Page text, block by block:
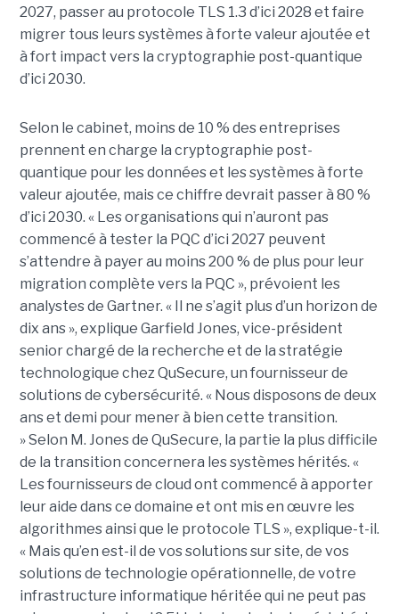
2027, passer au protocole TLS 1.3 d’ici 2028 et faire
migrer tous leurs systèmes à forte valeur ajoutée et
à fort impact vers la cryptographie post-quantique
d’ici 2030.
Selon le cabinet, moins de 10 % des entreprises
prennent en charge la cryptographie post-
quantique pour les données et les systèmes à forte
valeur ajoutée, mais ce chiffre devrait passer à 80 %
d’ici 2030. « Les organisations qui n’auront pas
commencé à tester la PQC d’ici 2027 peuvent
s’attendre à payer au moins 200 % de plus pour leur
migration complète vers la PQC », prévoient les
analystes de Gartner. « Il ne s’agit plus d’un horizon de
dix ans », explique Garfield Jones, vice-président
senior chargé de la recherche et de la stratégie
technologique chez QuSecure, un fournisseur de
solutions de cybersécurité. « Nous disposons de deux
ans et demi pour mener à bien cette transition.
»Selon M. Jones de QuSecure, la partie la plus difficile
de la transition concernera les systèmes hérités. «
Les fournisseurs de cloud ont commencé à apporter
leur aide dans ce domaine et ont mis en œuvre les
algorithmes ainsi que le protocole TLS », explique-t-il.
« Mais qu’en est-il de vos solutions sur site, de vos
solutions de technologie opérationnelle, de votre
infrastructure informatique héritée qui ne peut pas